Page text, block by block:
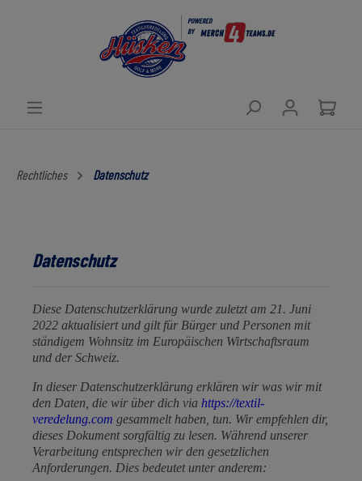
POWERED
BY
Rechtliches Datenschutz
Datenschutz
Diese Datenschutzerklärung wurde zuletzt am 21. Juni
2022 aktualisiert und gilt für Bürger und Personen mit
ständigem Wohnsitz im Europäischen Wirtschaftsraum
und der Schweiz.
In dieser Datenschutzerklärung erklären wir was wir mit
den Daten, die wir über dich via https://textil-
veredelung.com gesammelt haben, tun. Wir empfehlen dir,
dieses Dokument sorgfältig zu lesen. Während unserer
Verarbeitung entsprechen wir den gesetzlichen
Anforderungen. Dies bedeutet unter anderem: